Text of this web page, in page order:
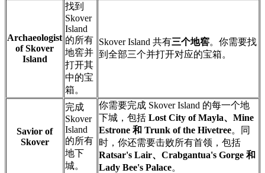
Archaeologist
of Skover
Island
找到
Skover
Island
的所有
地窖并
打开其
中的宝
箱。
Skover Island 共有三个地窖。你需要找
到全部三个并打开对应的宝箱。
Savior of
Skover
完成
Skover
Island
的所有
地下
城。
你需要完成 Skover Island 的每一个地
下城，包括 Lost City of Mayla、Mine
Estrone 和 Trunk of the Hivetree。同
时，你还需要击败所有首领，包括
Ratsar's Lair、Crabgantua's Gorge 和
Lady Bee's Palace。